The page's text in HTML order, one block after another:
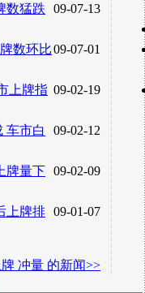
09-07-13
数猛跌
09-07-01
数环比
09-02-19
上牌指
09-02-12
车市白
09-02-09
牌量下
09-01-07
上牌排
牌 冲量 的新闻>>